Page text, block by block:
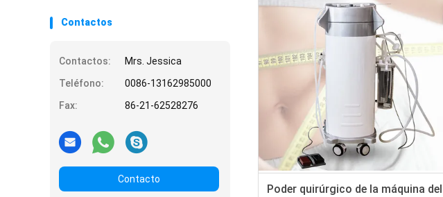
Contactos
Contactos:
Mrs. Jessica
Teléfono:
0086-13162985000
Fax:
86-21-62528276
Contacto
Poder quirúrgico de la máquina del